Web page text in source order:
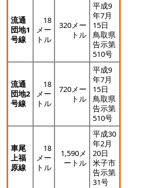
流通
団地1
号線
18
メー
トル
320メー
トル
平成9
年7月
15日
鳥取県
告示第
510号
流通
団地2
号線
18
メー
トル
720メー
トル
平成9
年7月
15日
鳥取県
告示第
510号
車尾
上福
原線
18
メー
トル
1,590メ
ートル
平成30
年2月
20日
米子市
告示第
31号